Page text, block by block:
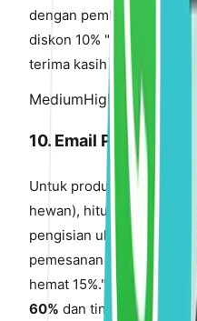
dengan pembayaran.
diskon 10% "lengkapi
terima kasih melakukan
MediumHigh Impact
10. Email Pengingat
Untuk produk habis
hewan), hitung tingkat
pengisian ulang 7 hari
pemesanan ulang satu-
hemat 15%." Email
60% dan tingkat